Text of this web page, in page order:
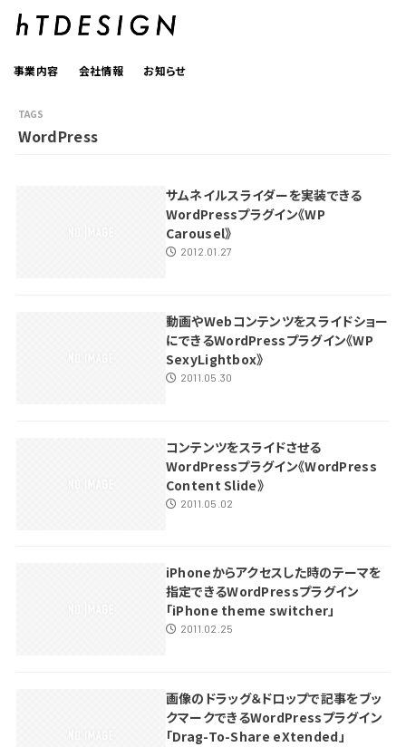
事業内容 会社情報 お知らせ
WordPress
サムネイルスライダーを実装できる
WordPressプラグイン《WP
Carousel》
2012.01.27
動画やWebコンテンツをスライドショー
にできるWordPressプラグイン《WP
SexyLightbox》
2011.05.30
コンテンツをスライドさせる
WordPressプラグイン《WordPress
Content Slide》
2011.05.02
iPhoneからアクセスした時のテーマを
指定できるWordPressプラグイン
「iPhone theme switcher」
2011.02.25
画像のドラッグ＆ドロップで記事をブッ
クマークできるWordPressプラグイン
「Drag-To-Share eXtended」